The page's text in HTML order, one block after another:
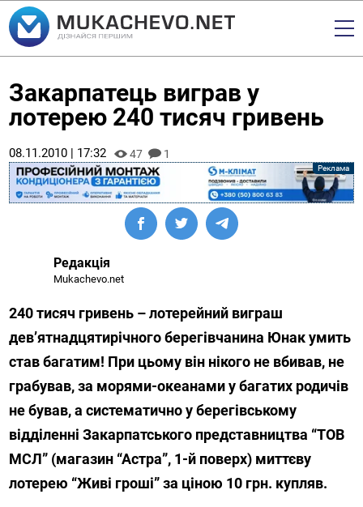
Закарпатець виграв у
лотерею 240 тисяч гривень
08.11.2010 | 17:32 47 1
Редакція
Mukachevo.net
240 тисяч гривень – лотерейний виграш
дев’ятнадцятирічного берегівчанина Юнак умить
став багатим! При цьому він нікого не вбивав, не
грабував, за морями-океанами у багатих родичів
не бував, а систематично у берегівському
відділенні Закарпатського представництва “ТОВ
МСЛ” (магазин “Астра”, 1-й поверх) миттєву
лотерею “Живі гроші” за ціною 10 грн. купляв.